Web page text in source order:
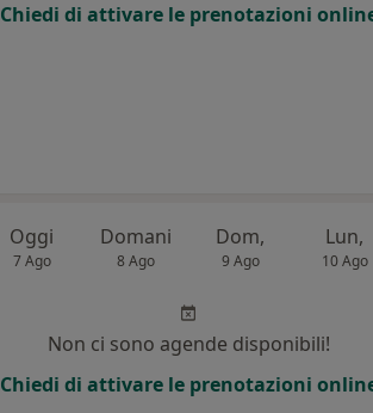
Chiedi di attivare le prenotazioni
Oggi
7 Ago
Domani
8 Ago
Dom,
9 Ago
Lun,
10 Ago
Non ci sono agende disponibili!
Chiedi di attivare le prenotazioni